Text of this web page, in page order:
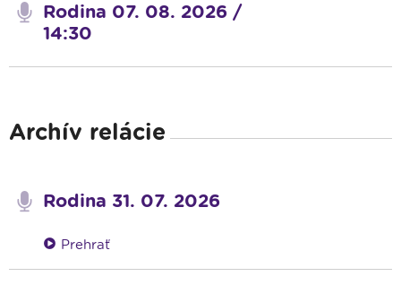
Rodina 07. 08. 2026 /
14:30
Archív relácie
Rodina 31. 07. 2026
Prehrať